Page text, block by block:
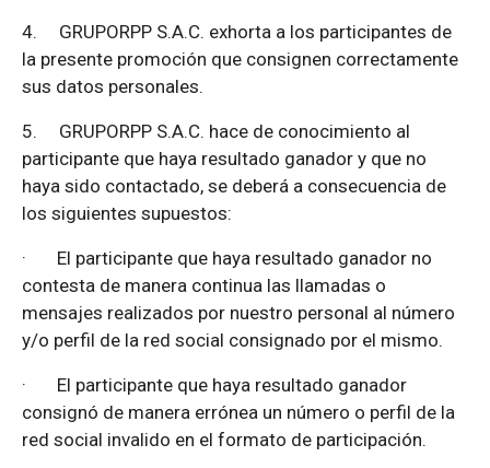
4. GRUPORPP S.A.C. exhorta a los participantes de
la presente promoción que consignen correctamente
sus datos personales.
5. GRUPORPP S.A.C. hace de conocimiento al
participante que haya resultado ganador y que no
haya sido contactado, se deberá a consecuencia de
los siguientes supuestos:
· El participante que haya resultado ganador no
contesta de manera continua las llamadas o
mensajes realizados por nuestro personal al número
y/o perfil de la red social consignado por el mismo.
· El participante que haya resultado ganador
consignó de manera errónea un número o perfil de la
red social invalido en el formato de participación.